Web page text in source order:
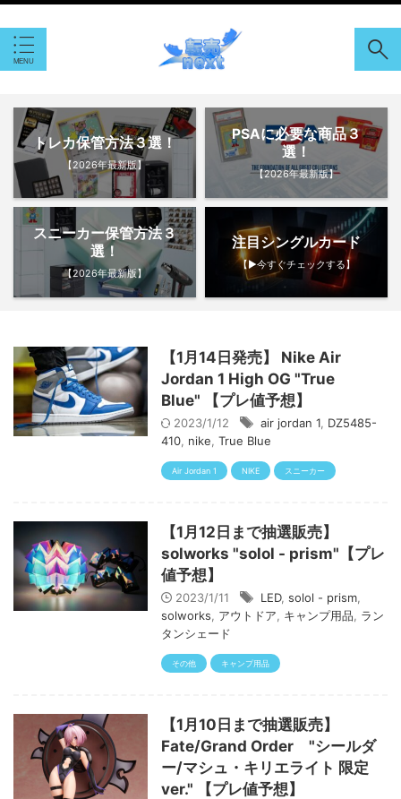
トレカ保管方法３選！
【2026年最新版】
PSAに必要な商品３
選！
【2026年最新版】
スニーカー保管方法３
選！
【2026年最新版】
注目シングルカード
【▶︎今すぐチェックする】
【1月14日発売】 Nike Air
Jordan 1 High OG "True
Blue" 【プレ値予想】
2023/1/12 air jordan 1 DZ5485-
410 nike True Blue
Air Jordan 1 NIKE スニーカー
【1月12日まで抽選販売】
solworks "solol - prism"【プレ
値予想】
2023/1/11 LED, solol - prism
solworks
アウトドア キャンプ用品
ラン
タンシェード
その他 キャンプ用品
【1月10日まで抽選販売】
Fate/Grand Order "シールダ
ー/マシュ・キリエライト 限定
ver." 【プレ値予想】